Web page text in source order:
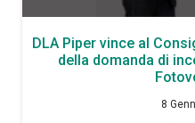
DLA Piper vince al
della domanda di
8